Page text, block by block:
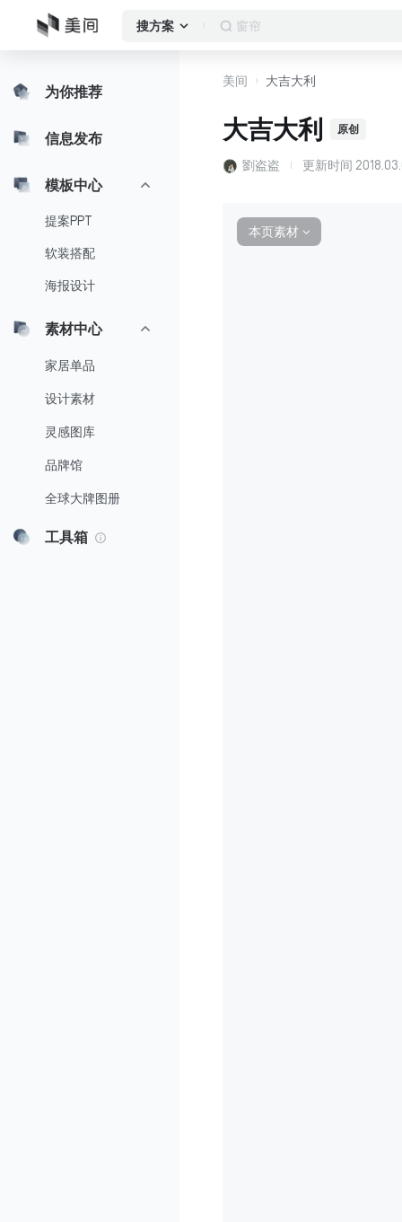
搜方案 作品集
为你推荐
信息发布
模板中心
提案PPT
软装搭配
海报设计
素材中心
家居单品
设计素材
灵感图库
品牌馆
全球大牌图册
工具箱
美间 大吉大利
大吉大利 原创
劉盗盗 更新时间
本页素材 ∨